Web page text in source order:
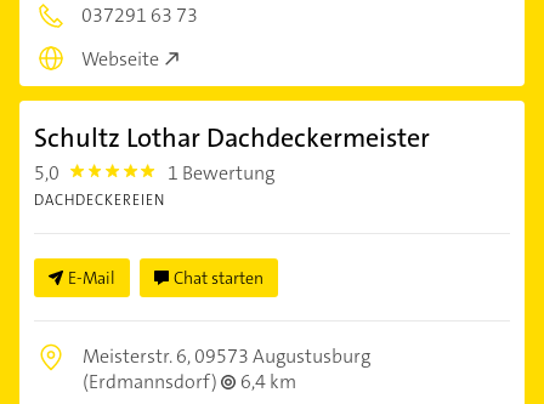
037291 63 73
Webseite
Schultz Lothar Dachdeckermeister
5,0 5.0 1 Bewertung
DACHDECKEREIEN
E-Mail Chat starten
Meisterstr. 6,09573 Augustusburg
(Erdmannsdorf)
6,4 km